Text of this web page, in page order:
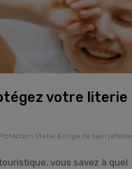
votre literie
Protection literie & linge de bain jetable
vous savez à quel